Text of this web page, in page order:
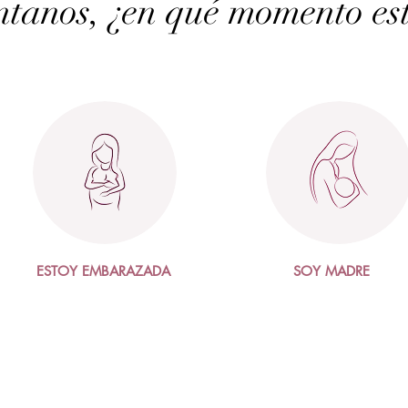
¿en qué momento
ESTOY EMBARAZADA SOY MADRE